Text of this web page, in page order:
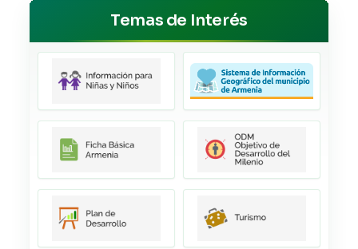
Temas de Interés